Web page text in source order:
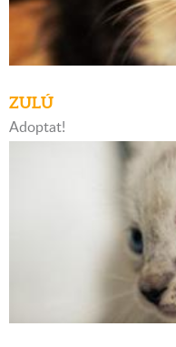
ZULÚ
Adoptat!